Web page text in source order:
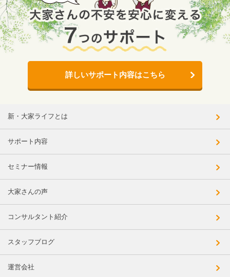
詳しいサポート内容はこちら
新・大家ライフとは
サポート内容
セミナー情報
大家さんの声
コンサルタント紹介
スタッフブログ
運営会社